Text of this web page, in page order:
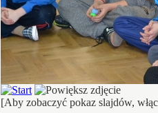
[Aby zobaczyć pokaz slajdów,